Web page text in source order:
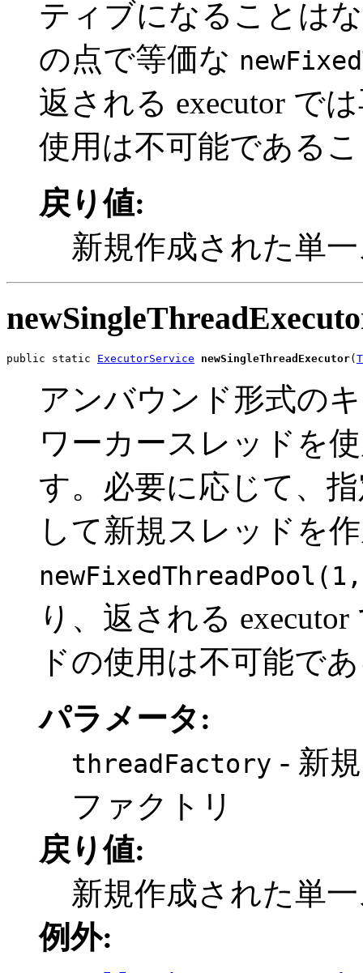
ティブになることは
の点で等価な
返される executor で
使用は不可能である
戻り値:
新規作成された単
public static ExecutorService newSingleThreadExecutor(
アンバウンド形式の
ワーカースレッドを
す。必要に応じて、
して新規スレッドを
り、返される
ドの使用は不可能で
パラメータ:
threadFactory - 新
ファクトリ
戻り値:
新規作成された単
例外: